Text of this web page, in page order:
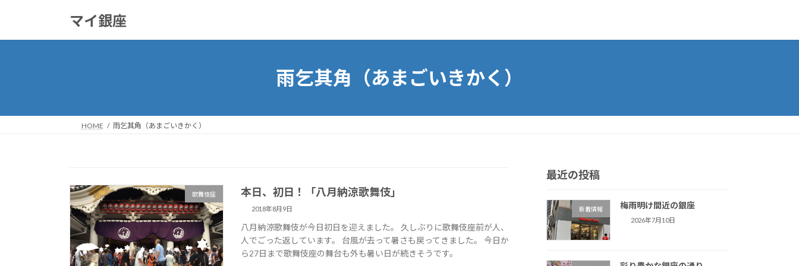
マイ銀座
雨乞其角（あまごいきかく）
HOME 雨乞其角（あまごいきかく）
歌舞伎座 本日、初日！「八月納涼歌舞伎」
2018年8月9日
八月納涼歌舞伎が今日初日を迎えました。 久しぶりに歌舞伎座前が人、
人でごった返しています。 台風が去って暑さも戻ってきました。 今日か
ら27日まで歌舞伎座の舞台も外も暑い日が続きそうです。
最近の投稿
新着情報 梅雨明け間近の銀座
2026年7月10日